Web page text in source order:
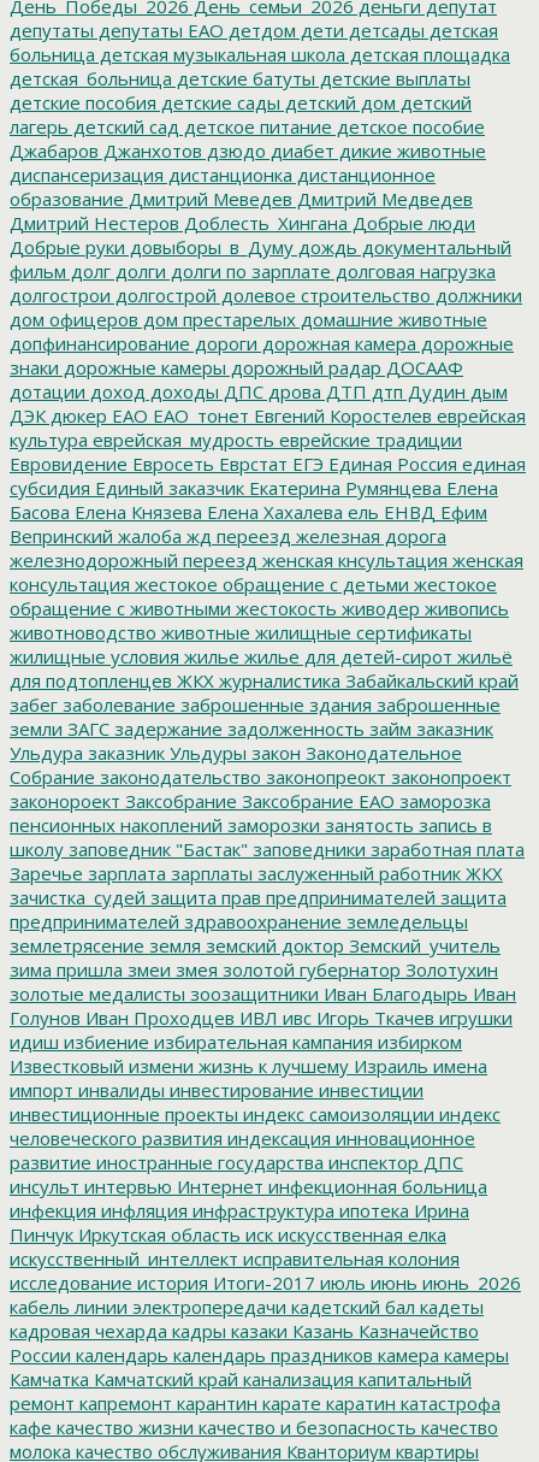
День_Победы_2026 День_семьи_2026 деньги депутат
депутаты депутаты ЕАО детдом дети детсады детская
больница детская музыкальная школа детская площадка
детская_больница детские батуты детские выплаты
детские пособия детские сады детский дом детский
лагерь детский сад детское питание детское пособие
Джабаров Джанхотов дзюдо диабет дикие животные
диспансеризация дистанционка дистанционное
образование Дмитрий Меведев Дмитрий Медведев
Дмитрий Нестеров Доблесть_Хингана Добрые люди
Добрые руки довыборы_в_Думу дождь документальный
фильм долг долги долги по зарплате долговая нагрузка
долгострои долгострой долевое строительство должники
дом офицеров дом престарелых домашние животные
допфинансирование дороги дорожная камера дорожные
знаки дорожные камеры дорожный радар ДОСААФ
дотации доход доходы ДПС дрова ДТП дтп Дудин дым
ДЭК дюкер ЕАО ЕАО_тонет Евгений Коростелев еврейская
культура еврейская_мудрость еврейские традиции
Евровидение Евросеть Еврстат ЕГЭ Единая Россия единая
субсидия Единый заказчик Екатерина Румянцева Елена
Басова Елена Князева Елена Хахалева ель ЕНВД Ефим
Вепринский жалоба жд переезд железная дорога
железнодорожный переезд женская кнсультация женская
консультация жестокое обращение с детьми жестокое
обращение с животными жестокость живодер живопись
животноводство животные жилищные сертификаты
жилищные условия жилье жилье для детей-сирот жильё
для подтопленцев ЖКХ журналистика Забайкальский край
забег заболевание заброшенные здания заброшенные
земли ЗАГС задержание задолженность займ заказник
Ульдура заказник Ульдуры закон Законодательное
Собрание законодательство законопреокт законопроект
законороект Заксобрание Заксобрание ЕАО заморозка
пенсионных накоплений заморозки занятость запись в
школу заповедник "Бастак" заповедники заработная плата
Заречье зарплата зарплаты заслуженный работник ЖКХ
зачистка_судей защита прав предпринимателей защита
предпринимателей здравоохранение земледельцы
землетрясение земля земский доктор Земский_учитель
зима пришла змеи змея золотой губернатор Золотухин
золотые медалисты зоозащитники Иван Благодырь Иван
Голунов Иван Проходцев ИВЛ ивс Игорь Ткачев игрушки
идиш избиение избирательная кампания избирком
Известковый измени жизнь к лучшему Израиль имена
импорт инвалиды инвестирование инвестиции
инвестиционные проекты индекс самоизоляции индекс
человеческого развития индексация инновационное
развитие иностранные государства инспектор ДПС
инсульт интервью Интернет инфекционная больница
инфекция инфляция инфраструктура ипотека Ирина
Пинчук Иркутская область иск искусственная елка
искусственный_интеллект исправительная колония
исследование история Итоги-2017 июль июнь июнь_2026
кабель линии электропередачи кадетский бал кадеты
кадровая чехарда кадры казаки Казань Казначейство
России календарь календарь праздников камера камеры
Камчатка Камчатский край канализация капитальный
ремонт капремонт карантин карате каратин катастрофа
кафе качество жизни качество и безопасность качество
молока качество обслуживания Кванториум квартиры